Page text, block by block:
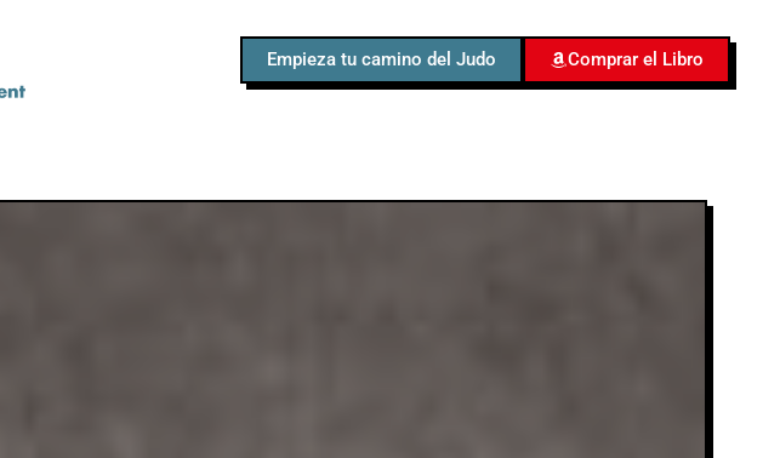
Empieza tu camino del Judo Comprar el Libro